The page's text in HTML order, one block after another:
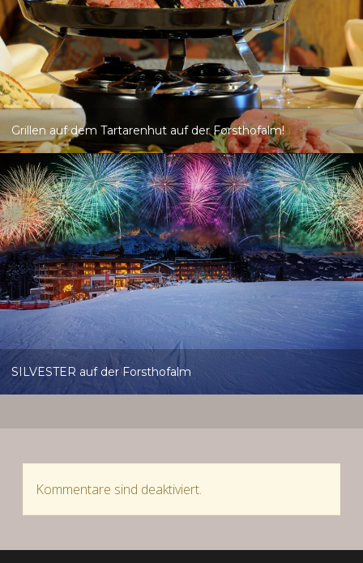
Grillen auf dem Tartarenhut auf der Forsthofalm!
SILVESTER auf der Forsthofalm
Kommentare sind deaktiviert.